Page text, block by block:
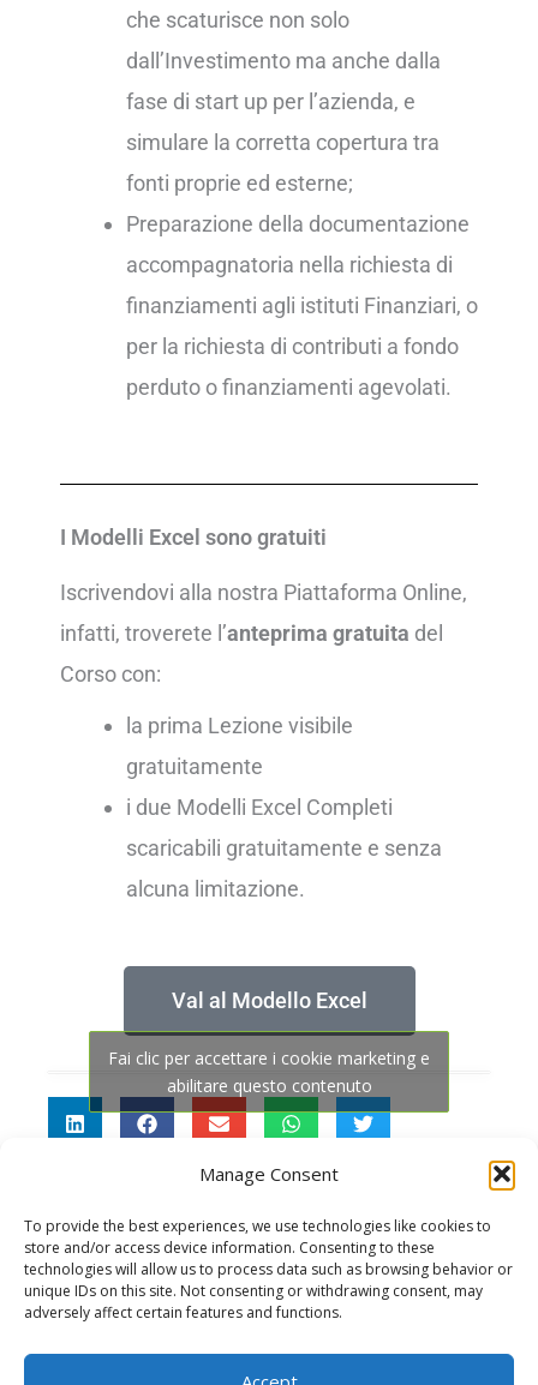
Manage Consent
To provide the best experiences, we use technologies like cookies to
store and/or access device information. Consenting to these
technologies will allow us to process data such as browsing behavior or
unique IDs on this site. Not consenting or withdrawing consent, may
adversely affect certain features and functions.
che scaturisce non solo
dall’Investimento ma anche dalla
fase di start up per l’azienda, e
simulare la corretta copertura tra
fonti proprie ed esterne;
Preparazione della documentazione
accompagnatoria nella richiesta di
finanziamenti agli istituti Finanziari, o
per la richiesta di contributi a fondo
perduto o finanziamenti agevolati.
I Modelli Excel sono gratuiti
Iscrivendovi alla nostra Piattaforma Online,
infatti, troverete l’anteprima gratuita del
Corso con:
la prima Lezione visibile
gratuitamente
i due Modelli Excel Completi
scaricabili gratuitamente e senza
alcuna limitazione.
Val al Modello Excel
Fai clic per accettare i cookie marketing e
abilitare questo contenuto
Dichiarazione sulla privacy (UE)